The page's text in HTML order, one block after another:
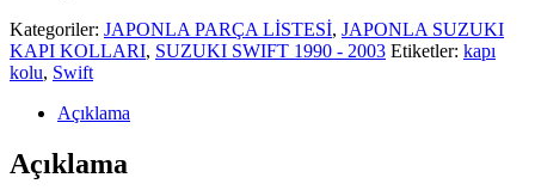
Kategoriler: JAPONLA PARÇA LİSTESİ, JAPONLA SUZUKI
KAPI KOLLARI, SUZUKI SWIFT 1990 - 2003 Etiketler: kapı
kolu, Swift
Açıklama
Açıklama